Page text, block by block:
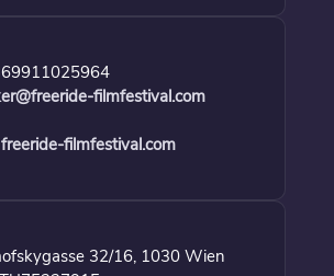
filmfestival.com
freeride-filmfestival.com
32/16, 1030 Wien